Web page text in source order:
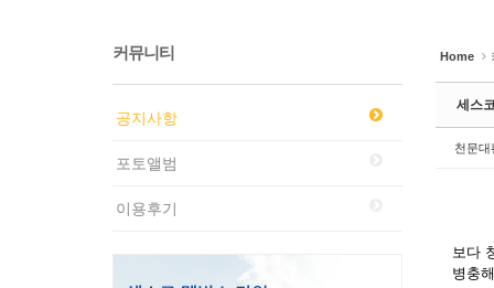
커뮤니티
공지사항
포토앨범
이용후기
Home
세스
천문대
보다
병충